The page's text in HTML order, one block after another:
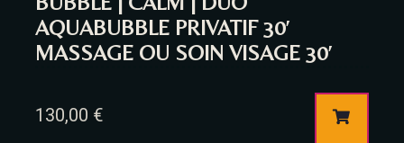
AQUABUBBLE PRIVATIF 30′
MASSAGE OU SOIN VISAGE 30′
130,00 €